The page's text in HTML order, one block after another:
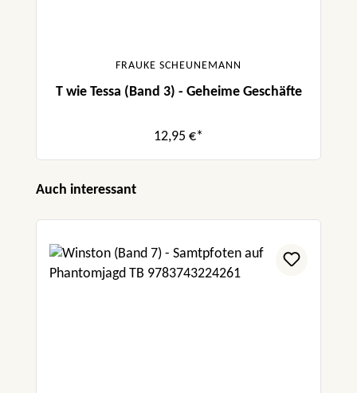
FRAUKE SCHEUNEMANN
T wie Tessa (Band 3) - Geheime Geschäfte
12,95 €*
Produktgalerie überspringen
Auch interessant